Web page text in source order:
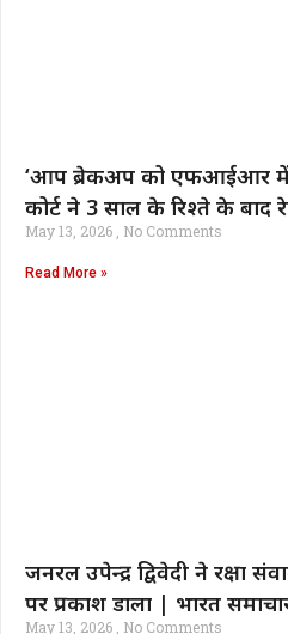
‘आप ब्रेकअप को एफआईआर में
कोर्ट ने 3 साल के रिश्ते के बाद
भारत समाचार
May 13, 2026 No Comments
Read More »
जनरल उपेन्द्र द्विवेदी ने रक्षा
पर प्रकाश डाला | भारत
May 13, 2026 No Comments